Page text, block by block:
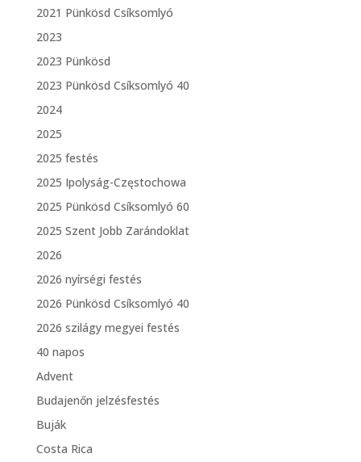
2021 Pünkösd Csíksomlyó
2023
2023 Pünkösd
2023 Pünkösd Csíksomlyó 40
2024
2025
2025 festés
2025 Ipolyság-Częstochowa
2025 Pünkösd Csíksomlyó 60
2025 Szent Jobb Zarándoklat
2026
2026 nyírségi festés
2026 Pünkösd Csíksomlyó 40
2026 szilágy megyei festés
40 napos
Advent
Budajenőn jelzésfestés
Buják
Costa Rica